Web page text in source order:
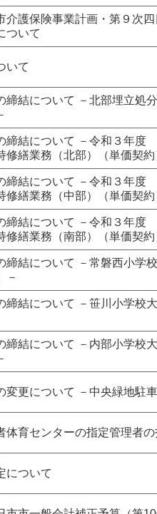
介護保険事業計画・第９次
ついて
いて
締結について －北部埋立処
締結について －令和３年度
修繕業務（北部）（単価契
締結について －令和３年度
修繕業務（中部）（単価契
締結について －令和３年度
修繕業務（南部）（単価契
締結について －常磐西小学
－
締結について －笹川小学校
締結について －内部小学校
変更について －中央緑地駐
体育センターの指定管理者
について